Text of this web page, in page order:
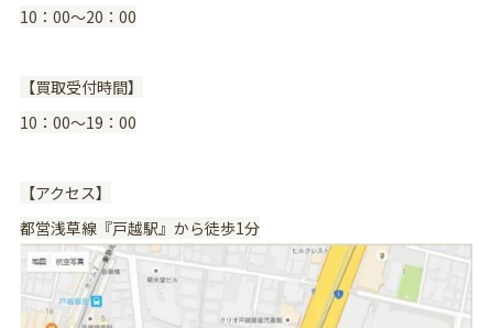
10：00〜20：00
【買取受付時間】
10：00〜19：00
【アクセス】
都営浅草線『戸越駅』から徒歩1分